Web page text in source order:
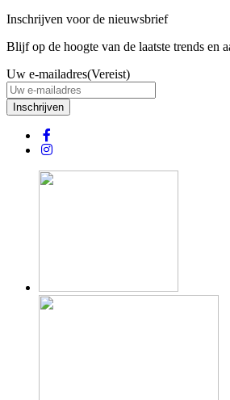
Inschrijven voor de nieuwsbrief
Blijf op de hoogte van de laatste trends en
Uw e-mailadres(Vereist)